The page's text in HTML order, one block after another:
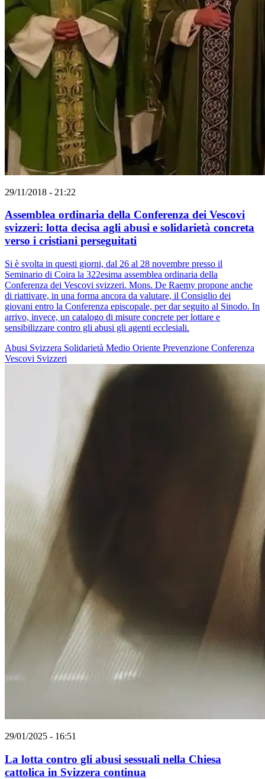
29/11/2018 - 21:22
Assemblea ordinaria della Conferenza dei Vescovi
svizzeri: lotta decisa agli abusi e solidarietà concreta
verso i cristiani perseguitati
Si è svolta in questi giorni, dal 26 al 28 novembre presso il
Seminario di Coira la 322esima assemblea ordinaria della
Conferenza dei Vescovi svizzeri. Mons. De Raemy propone anche
di riattivare, in una forma ancora da valutare, il Consiglio dei
giovani entro la Conferenza episcopale, per dar seguito al Sinodo. In
arrivo, invece, un catalogo di misure concrete per lottare e
sensibilizzare contro gli abusi gli agenti ecclesiali.
Abusi Svizzera Solidarietà Medio Oriente Prevenzione Conferenza
Vescovi Svizzeri
29/01/2025 - 16:51
La lotta contro gli abusi sessuali nella Chiesa
cattolica in Svizzera continua